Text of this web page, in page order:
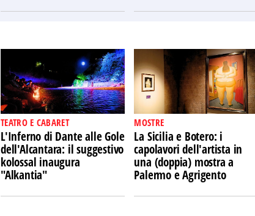
TEATRO E CABARET
L'Inferno di Dante alle Gole
dell'Alcantara: il suggestivo
kolossal inaugura
"Alkantia"
MOSTRE
La Sicilia e Botero: i
capolavori dell'artista in
una (doppia) mostra a
Palermo e Agrigento